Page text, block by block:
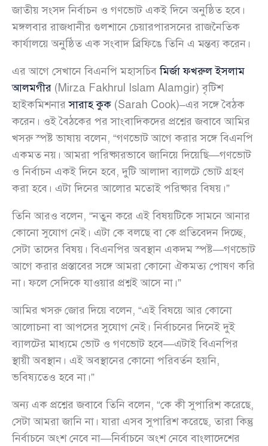
জাতীয় সংসদ নির্বাচন ও গণভোট একই দিনে অনুষ্ঠিত হবে।
মঙ্গলবার রাজধানীর গুলশানে চেয়ারপারসনের রাজনৈতিক
কার্যালয়ে অনুষ্ঠিত এক সংবাদ ব্রিফিঙে তিনি এ মন্তব্য করেন।
এর আগে সেখানে বিএনপি মহাসচিবমির্জা ফখরুল ইসলাম
আলমগীর (Mirza Fakhrul Islam Alamgir) বৃটিশ
হাইকমিশনারসারাহ কুক (Sarah Cook)–এর সঙ্গে বৈঠক
করেন। ওই বৈঠকের পর সাংবাদিকদের প্রশ্নের জবাবে আমির
খসরু স্পষ্ট ভাষায় বলেন, “গণভোট আগে করার সঙ্গে বিএনপি
একমত নয়। আমরা পরিষ্কারভাবে জানিয়ে দিয়েছি—গণভোট
ও নির্বাচন একই দিনে হবে, দুটি আলাদা ব্যালটে ভোট গ্রহণ
করা হবে। এটা দিনের আলোর মতোই পরিষ্কার বিষয়।”
তিনি আরও বলেন, “নতুন করে এই বিষয়টিকে সামনে আনার
কোনো সুযোগ নেই। এটা কে বলছে বা কে প্রতিবেদন দিচ্ছে,
সেটা তাদের বিষয়। বিএনপির অবস্থান একদম স্পষ্ট—গণভোট
আগে করার প্রস্তাবের সঙ্গে আমরা কোনো ঐকমত্য পোষণ করি
না। ফলে সেদিকে যাওয়ার প্রশ্নই আসে না।”
আমির খসরু জোর দিয়ে বলেন, “এই বিষয়ে আর কোনো
আলোচনা বা আপসের সুযোগ নেই। নির্বাচনের দিনেই দুই
ব্যালটের মাধ্যমে ভোট ও গণভোট হবে—এটাই বিএনপির
স্থায়ী অবস্থান। এই অবস্থানের কোনো পরিবর্তন হয়নি,
ভবিষ্যতেও হবে না।”
অন্য এক প্রশ্নের জবাবে তিনি বলেন, “কে কী সুপারিশ করেছে,
সেটা আমরা জানি না। যারা এসব সুপারিশ করেছে, তারা কিন্তু
নির্বাচনে অংশ নেবে না—নির্বাচনে অংশ নেবে বাংলাদেশের